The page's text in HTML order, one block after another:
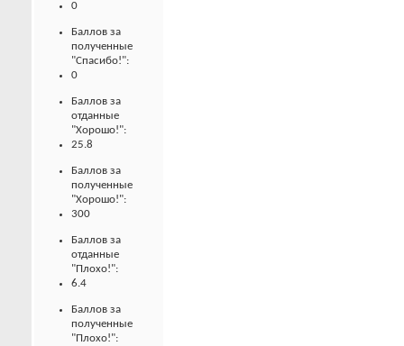
0
Баллов за
полученные
"Спасибо!":
0
Баллов за
отданные
"Хорошо!":
25.8
Баллов за
полученные
"Хорошо!":
300
Баллов за
отданные
"Плохо!":
6.4
Баллов за
полученные
"Плохо!":